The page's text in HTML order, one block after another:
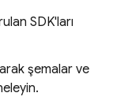
SDK'ları
şemalar ve